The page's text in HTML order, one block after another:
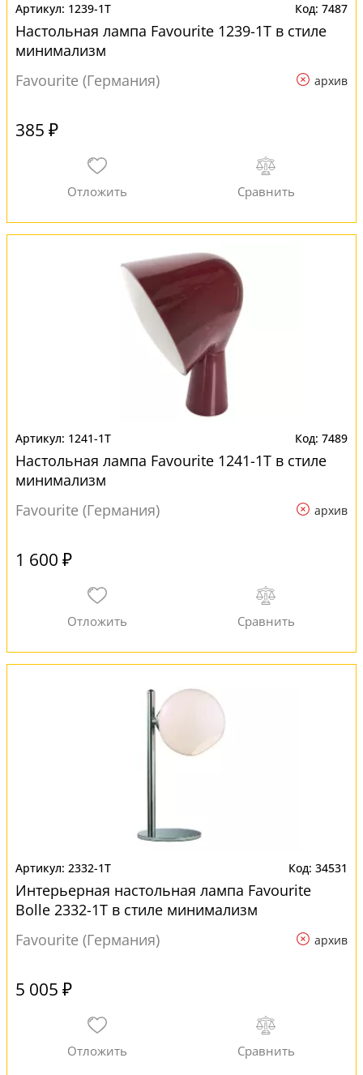
1239-1T 7487
Настольная лампа Favourite 1239-1T в стиле
минимализм
Favourite (Германия)
архив
385 ₽
1241-1T 7489
Настольная лампа Favourite 1241-1T в стиле
минимализм
Favourite (Германия)
архив
1 600 ₽
2332-1T 34531
Интерьерная настольная лампа Favourite
Bolle 2332-1T в стиле минимализм
Favourite (Германия)
архив
5 005 ₽